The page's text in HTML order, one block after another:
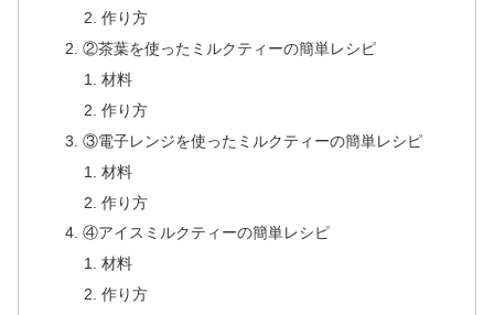
作り方
②茶葉を使ったミルクティーの簡単レシピ
材料
作り方
③電子レンジを使ったミルクティーの簡単レシピ
材料
作り方
④アイスミルクティーの簡単レシピ
材料
作り方